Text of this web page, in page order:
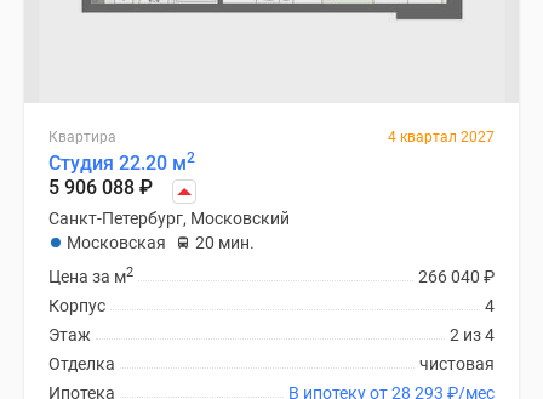
Квартира 4 квартал 2027
Студия 22.20 м2
5 906 088 ₽
Санкт-Петербург, Московский
Московская
20 мин.
266 040 ₽
Цена за м2
4
Корпус
2 из 4
Этаж
чистовая
Отделка
В ипотеку от 28 293 ₽/мес
Ипотека